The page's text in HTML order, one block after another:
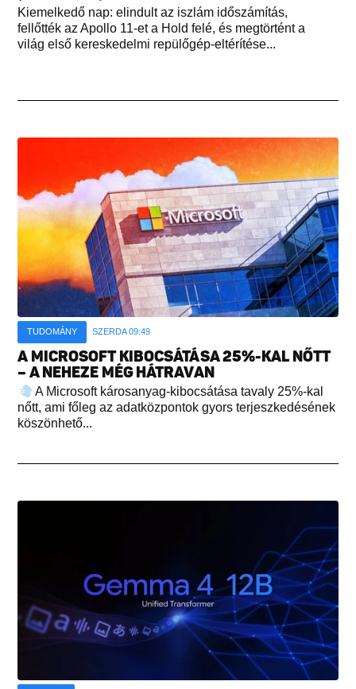
Kiemelkedő nap: elindult az iszlám időszámítás,
fellőtték az Apollo 11-et a Hold felé, és megtörtént a
világ első kereskedelmi repülőgép-eltérítése...
TUDOMÁNY SZERDA 09:49
A MICROSOFT KIBOCSÁTÁSA 25%-KAL NŐTT
– A NEHEZE MÉG HÁTRAVAN
A Microsoft károsanyag-kibocsátása tavaly 25%-kal
nőtt, ami főleg az adatközpontok gyors terjeszkedésének
köszönhető...